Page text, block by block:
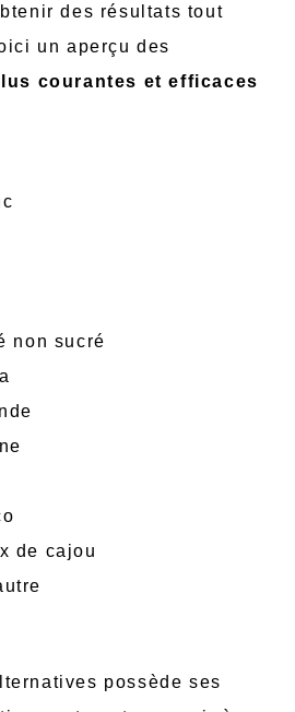
des résultats tout
un aperçu des
courantes et efficaces
non sucré
de cajou
possède ses